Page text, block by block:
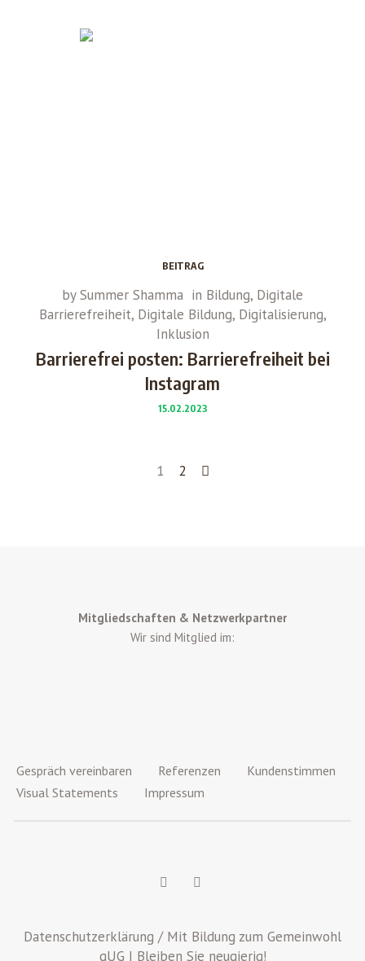
BEITRAG
bySummer Shamma in Bildung, Digitale
Barrierefreiheit, Digitale Bildung, Digitalisierung,
Inklusion
Barrierefrei posten: Barrierefreiheit bei
Instagram
15.02.2023
1 2
Mitgliedschaften & Netzwerkpartner
Wir sind Mitglied im:
Gespräch vereinbaren Referenzen
Kundenstimmen
Visual Statements
Impressum
Datenschutzerklärung / Mit Bildung zum Gemeinwohl
gUG | Bleiben Sie neugierig!